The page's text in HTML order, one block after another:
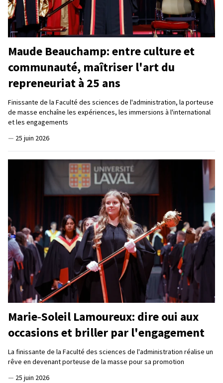
Maude Beauchamp: entre culture et
communauté, maîtriser l'art du
repreneuriat à 25 ans
Finissante de la Faculté des sciences de l'administration, la porteuse
de masse enchaîne les expériences, les immersions à l'international
et les engagements
— 25 juin 2026
Marie‑Soleil Lamoureux: dire oui aux
occasions et briller par l'engagement
La finissante de la Faculté des sciences de l'administration réalise un
rêve en devenant porteuse de la masse pour sa promotion
— 25 juin 2026